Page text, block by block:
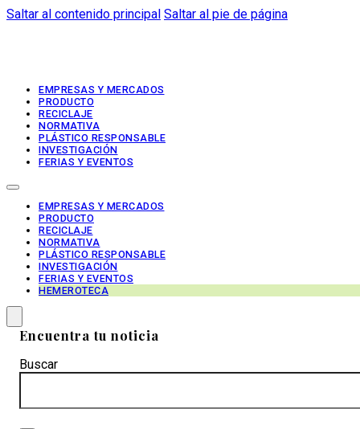
Saltar al contenido principal Saltar al pie de página
EMPRESAS Y MERCADOS
PRODUCTO
RECICLAJE
NORMATIVA
PLÁSTICO RESPONSABLE
INVESTIGACIÓN
FERIAS Y EVENTOS
EMPRESAS Y MERCADOS
PRODUCTO
RECICLAJE
NORMATIVA
PLÁSTICO RESPONSABLE
INVESTIGACIÓN
FERIAS Y EVENTOS
HEMEROTECA
Encuentra tu noticia
Buscar